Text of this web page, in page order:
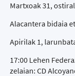
Martxoak 31,
Alacantera bidaia
Apirilak 1,
17:00 Lehen
zelaian: CD